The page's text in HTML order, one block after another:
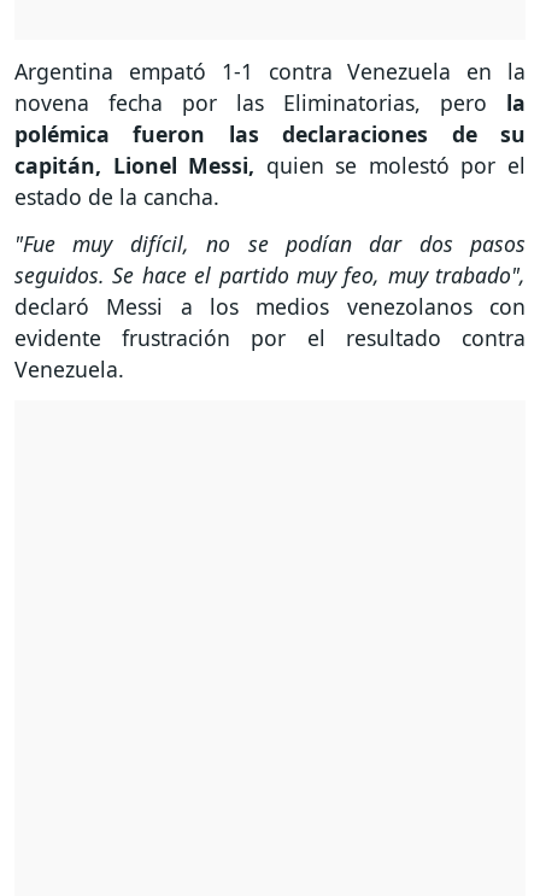
Argentina empató 1-1 contra Venezuela en la
novena fecha por las Eliminatorias, pero la
polémica fueron las declaraciones de su
capitán, Lionel Messi, quien se molestó por el
estado de la cancha.
"Fue muy difícil, no se podían dar dos pasos
seguidos. Se hace el partido muy feo, muy trabado",
declaró Messi a los medios venezolanos con
evidente frustración por el resultado contra
Venezuela.